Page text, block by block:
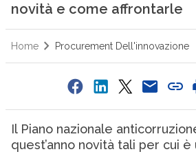
novità e come affrontarle
Home Procurement Dell'innovazione
Il Piano nazionale
quest’anno novità tali per cui